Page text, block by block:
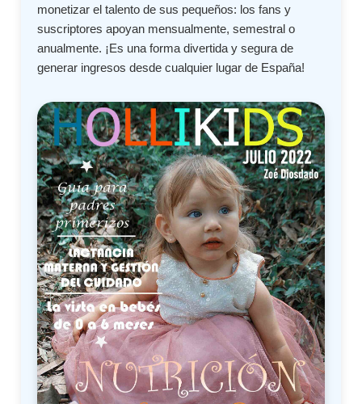
monetizar el talento de sus pequeños: los fans y
suscriptores apoyan mensualmente, semestral o
anualmente. ¡Es una forma divertida y segura de
generar ingresos desde cualquier lugar de España!